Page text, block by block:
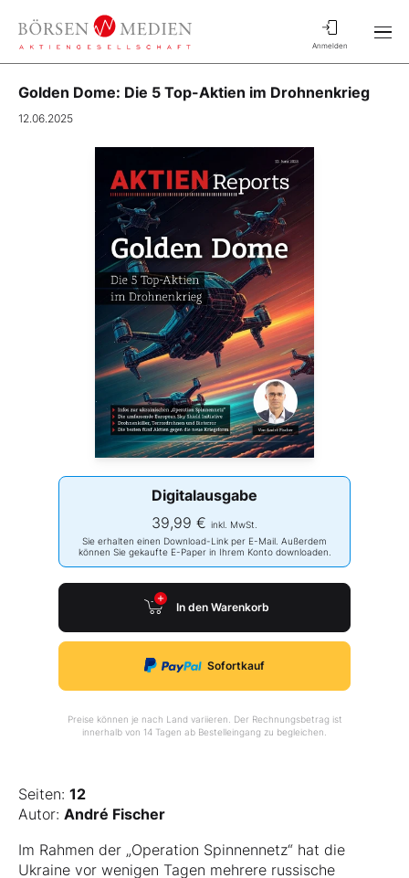
Anmelden
Golden Dome: Die 5 Top-Aktien im Drohnenkrieg
12.06.2025
Digitalausgabe
39,99 € inkl. MwSt.
Sie erhalten einen Download-Link per E-Mail. Außerdem
können Sie gekaufte E-Paper in Ihrem Konto downloaden.
In den Warenkorb
Sofortkauf
Preise können je nach Land variieren. Der Rechnungsbetrag ist
innerhalb von 14 Tagen ab Bestelleingang zu begleichen.
Seiten: 12
Autor: André Fischer
Im Rahmen der „Operation Spinnennetz“ hat die
Ukraine vor wenigen Tagen mehrere russische